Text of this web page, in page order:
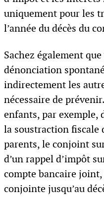
uniquement pour les
l’année du décès du
Sachez également
dénonciation
indirectement les
nécessaire de
enfants, par exemple,
la soustraction fiscale
parents, le conjoint
d’un rappel d’impôt
compte bancaire
conjointe jusqu’au